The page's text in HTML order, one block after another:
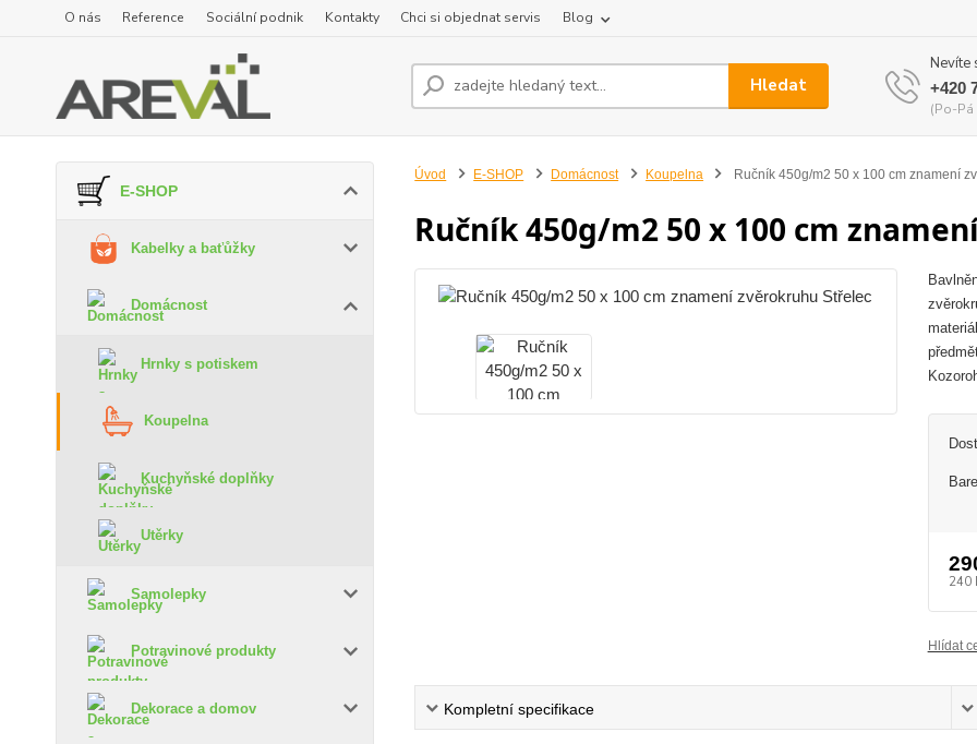
O nás Reference Sociální podnik Kontakty Chci si objednat servis Blog
Hledat
Nevíte
+420
(Po-
E-SHOP
Kabelky a baťůžky
Domácnost
Hrnky s potiskem
Koupelna
Kuchyňské doplňky
Utěrky
Samolepky
Potravinové produkty
Dekorace a domov
Úvod E-SHOP Domácnost Koupelna Ručník 450g/m2 50 x 100 cm znamení
Ručník 450g/m2 50 x 100 cm
240
Hlídat
Kompletní specifikace